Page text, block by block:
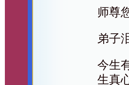
师尊
弟子
今生
生真